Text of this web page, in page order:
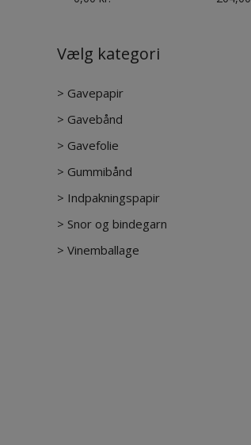
Vælg kategori
> Gavepapir
> Gavebånd
> Gavefolie
> Gummibånd
> Indpakningspapir
> Snor og bindegarn
> Vinemballage